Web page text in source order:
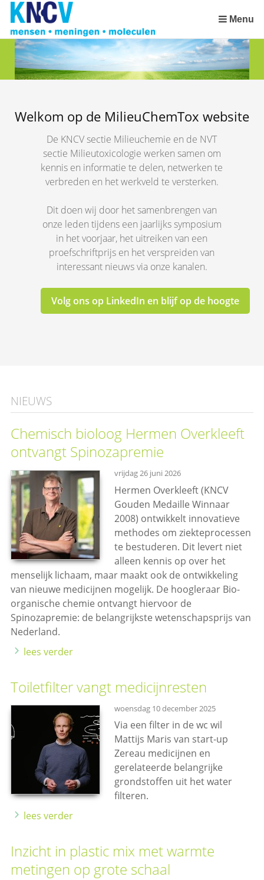
links
over
Spring
naar
de
naar
Menu
Welkom op de MilieuChemTox website
De KNCV sectie Milieuchemie en de NVT
sectie Milieutoxicologie werken samen om
kennis en informatie te delen, netwerken te
verbreden en het werkveld te versterken.
Dit doen wij door het samenbrengen van
onze leden tijdens een jaarlijks symposium
in het voorjaar, het uitreiken van een
proefschriftprijs en het verspreiden van
interessant nieuws via onze kanalen.
Volg ons op LinkedIn en blijf op de hoogte
NIEUWS
Chemisch bioloog Hermen Overkleeft
ontvangt Spinozapremie
vrijdag 26 juni 2026
Hermen Overkleeft (KNCV
Gouden Medaille Winnaar
2008) ontwikkelt innovatieve
methodes om ziekteprocessen
te bestuderen. Dit levert niet
alleen kennis op over het
menselijk lichaam, maar maakt ook de ontwikkeling
van nieuwe medicijnen mogelijk. De hoogleraar Bio-
organische chemie ontvangt hiervoor de
Spinozapremie: de belangrijkste wetenschapsprijs van
Nederland.
lees verder
Toiletfilter vangt medicijnresten
woensdag 10 december 2025
Via een filter in de wc wil
Mattijs Maris van start-up
Zereau medicijnen en
gerelateerde belangrijke
grondstoffen uit het water
filteren.
lees verder
Inzicht in plastic mix met warmte
metingen op grote schaal